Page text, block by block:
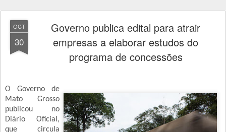
OCT
30
Governo publica edital para atrair
empresas a elaborar estudos do
programa de concessões
O Governo de
Mato Grosso
publicou no
Diário Oficial,
que circula